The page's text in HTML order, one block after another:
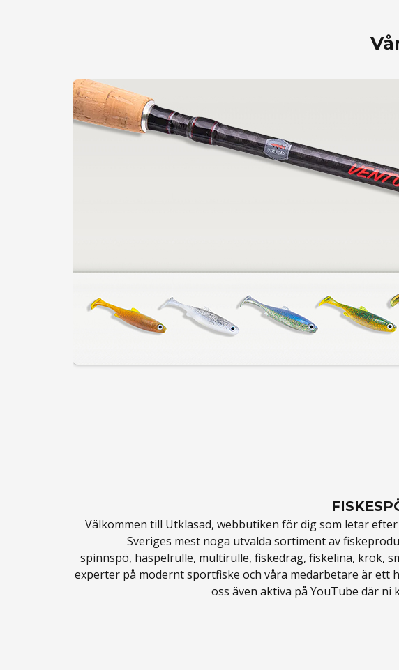
Välkommen till Utklasad, webbutiken för dig som letar
Sveriges mest noga utvalda sortiment av
spinnspö, haspelrulle, multirulle, fiskedrag, fiskelina, krok,
experter på modernt sportfiske och våra medarbetare är ett
oss även aktiva på YouTube där ni